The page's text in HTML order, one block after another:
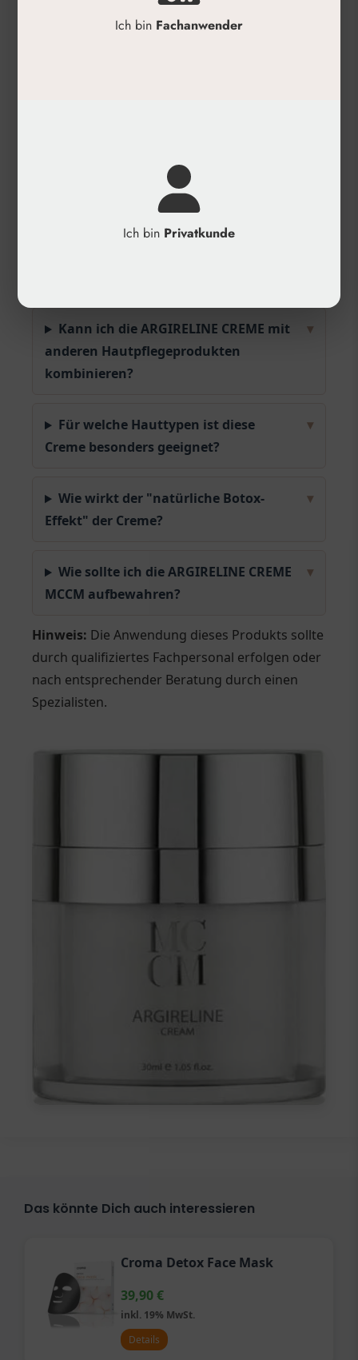
Anti-Aging morgens, Argireline abends).
Reduzierung von Mimikfalten
▾
Kann ich die ARGIRELINE CREME mit
anderen Hautpflegeprodukten
kombinieren?
▾
Für welche Hauttypen ist diese
Creme besonders geeignet?
▾
Wie wirkt der "natürliche Botox-
Effekt" der Creme?
▾
Wie sollte ich die ARGIRELINE CREME
MCCM aufbewahren?
Hinweis: Die Anwendung dieses Produkts sollte
durch qualifiziertes Fachpersonal erfolgen oder
nach entsprechender Beratung durch einen
Spezialisten.
Das könnte Dich auch interessieren
Croma Detox Face Mask
39,90€
inkl. 19% MwSt.
Details
Ich bin Fachanwender
Ich bin Privatkunde